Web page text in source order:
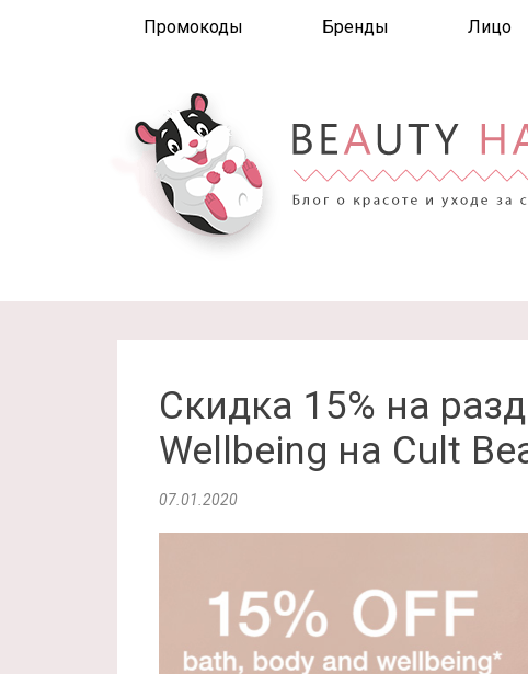
Промокоды Бренды Лицо
Скидка 15% на
Wellbeing на Cult
07.01.2020